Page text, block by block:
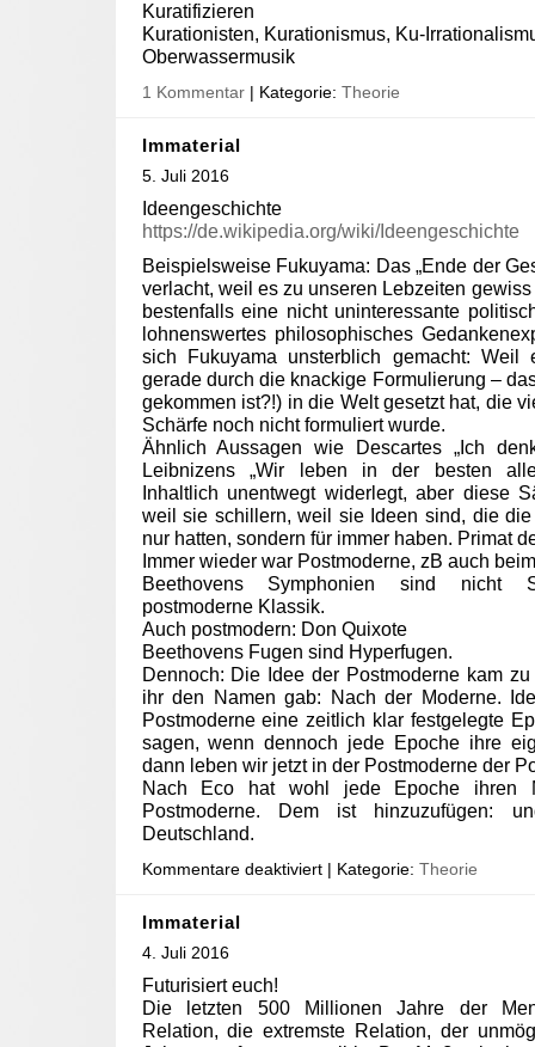
Kuratifizieren
Kurationisten, Kurationismus, Ku-
Oberwassermusik
1 Kommentar | Kategorie: Theorie
Immaterial
5. Juli 2016
Ideengeschichte
https://de.wikipedia.org/wiki/Ideengeschichte
Beispielsweise Fukuyama: Das „Ende der
verlacht, weil es zu unseren Lebzeiten
bestenfalls eine nicht uninteressante
lohnenswertes philosophisches
sich Fukuyama unsterblich gemacht:
gerade durch die knackige Formulierung –
gekommen ist?!) in die Welt gesetzt hat, die
Schärfe noch nicht formuliert wurde.
Ähnlich Aussagen wie Descartes „Ich
Leibnizens „Wir leben in der besten
Inhaltlich unentwegt widerlegt, aber diese
weil sie schillern, weil sie Ideen sind, die
nur hatten, sondern für immer haben. Primat
Immer wieder war Postmoderne, zB auch
Beethovens Symphonien sind nicht
postmoderne Klassik.
Auch postmodern: Don Quixote
Beethovens Fugen sind Hyperfugen.
Dennoch: Die Idee der Postmoderne kam
ihr den Namen gab: Nach der Moderne.
Postmoderne eine zeitlich klar festgelegte
sagen, wenn dennoch jede Epoche ihre
dann leben wir jetzt in der Postmoderne der
Nach Eco hat wohl jede Epoche ihren
Postmoderne. Dem ist hinzuzufügen:
Deutschland.
Kommentare deaktiviert | Kategorie: Theorie
Immaterial
4. Juli 2016
Futurisiert euch!
Die letzten 500 Millionen Jahre der
Relation, die extremste Relation, der